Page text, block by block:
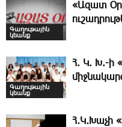
Գաղութային
կեանք
«Ազատ
Գաղութային
կեանք
Հ. Կ. Խ.-ի
Հ․Կ․Խաչի